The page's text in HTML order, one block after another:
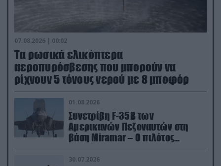
07.08.2026 | 00:02
Τα ρωσικά ελικόπτερα
αεροπυρόσβεσης που μπορούν να
ρίχνουν 5 τόνους νερού με 8 μποφόρ
01.08.2026
Συνετρίβη F-35B των
Αμερικανών Πεζοναυτών στη
βάση Miramar – Ο πιλότος
εκτινάχθηκε εγκαίρως
30.07.2026